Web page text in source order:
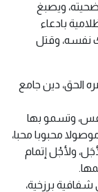
ويصبغ
بادعاء
نفسه، وقتل
الحق، دين جامع
وتسمو بها
محبوبا محبا،
ولأجْل إتمام
شفافية برزخية،